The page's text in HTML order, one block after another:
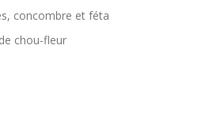
concombre et féta
chou-fleur